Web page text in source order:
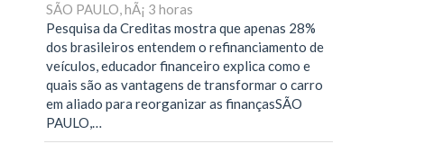
SÃO PAULO, hÃ¡ 3 horas
Pesquisa da Creditas mostra que apenas 28%
dos brasileiros entendem o refinanciamento de
veículos, educador financeiro explica como e
quais são as vantagens de transformar o carro
em aliado para reorganizar as finançasSÃO
PAULO,…